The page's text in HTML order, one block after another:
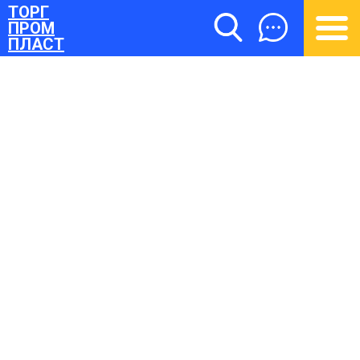
ТОРГ
ПРОМ
ПЛАСТ